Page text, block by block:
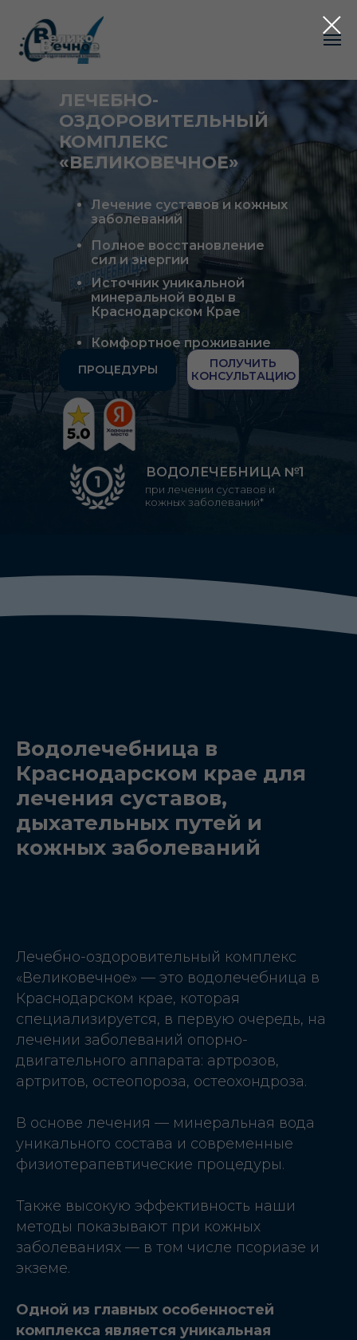
ПРОЦЕДУРЫ
ПОЛУЧИТЬ
КОНСУЛЬТАЦИЮ
ЛЕЧЕБНО-
ОЗДОРОВИТЕЛЬНЫЙ
КОМПЛЕКС
«ВЕЛИКОВЕЧНОЕ»
Полное восстановление
сил и энергии
Комфортное проживание
Источник уникальной
минеральной воды в
Краснодарском Крае
Лечение суставов и кожных
заболеваний
ВОДОЛЕЧЕБНИЦА №1
при лечении суставов и
кожных заболеваний*
Водолечебница в
Краснодарском крае для
лечения суставов,
дыхательных путей и
кожных заболеваний
Лечебно-оздоровительный комплекс
«Великовечное» — это водолечебница в
Краснодарском крае, которая
специализируется, в первую очередь, на
лечении заболеваний опорно-
двигательного аппарата: артрозов,
артритов, остеопороза, остеохондроза.
В основе лечения — минеральная вода
уникального состава и современные
физиотерапевтические процедуры.
Также высокую эффективность наши
методы показывают при кожных
заболеваниях — в том числе псориазе и
экземе.
Одной из главных особенностей
комплекса является уникальная